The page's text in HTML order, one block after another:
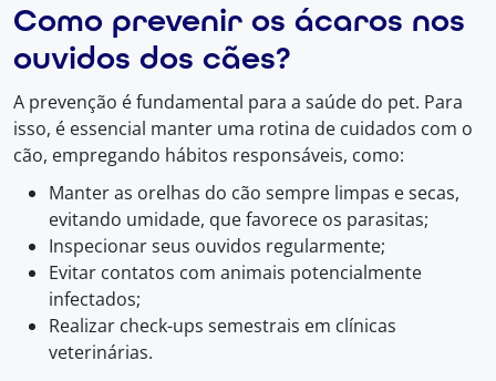
Como prevenir os ácaros nos
ouvidos dos cães?
A prevenção é fundamental para a saúde do pet. Para
isso, é essencial manter uma rotina de cuidados com o
cão, empregando hábitos responsáveis, como:
Manter as orelhas do cão sempre limpas e secas,
evitando umidade, que favorece os parasitas;
Inspecionar seus ouvidos regularmente;
Evitar contatos com animais potencialmente
infectados;
Realizar check-ups semestrais em clínicas
veterinárias.